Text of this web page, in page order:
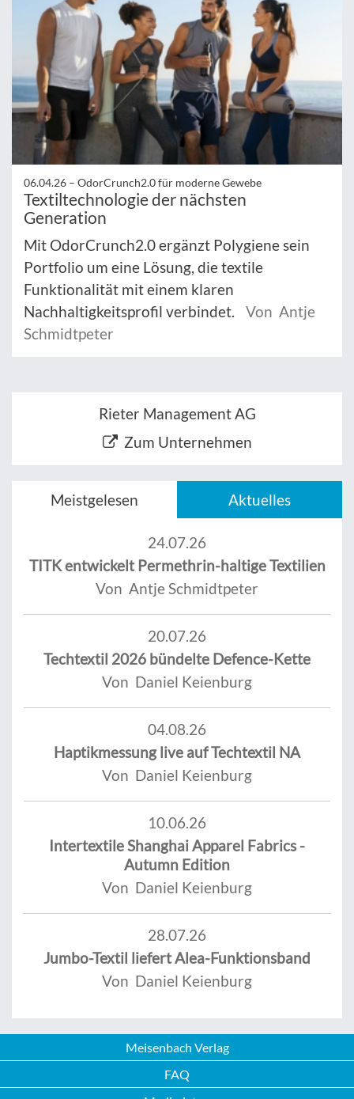
06.04.26 – OdorCrunch2.0 für moderne Gewebe
Textiltechnologie der nächsten
Generation
Mit OdorCrunch2.0 ergänzt Polygiene sein
Portfolio um eine Lösung, die textile
Funktionalität mit einem klaren
Nachhaltigkeitsprofil verbindet.
Von Antje
Schmidtpeter
Rieter Management AG
Zum Unternehmen
Meistgelesen Aktuelles
24.07.26
TITK entwickelt Permethrin-haltige Textilien
Von Antje Schmidtpeter
20.07.26
Techtextil 2026 bündelte Defence-Kette
Von Daniel Keienburg
04.08.26
Haptikmessung live auf Techtextil NA
Von Daniel Keienburg
10.06.26
Intertextile Shanghai Apparel Fabrics -
Autumn Edition
Von Daniel Keienburg
28.07.26
Jumbo-Textil liefert Alea-Funktionsband
Von Daniel Keienburg
Meisenbach Verlag
FAQ